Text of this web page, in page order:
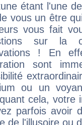
étant l'une
vous un être
vous fait
sur la
! En
sont
ou un
cela, votre
parfois avoir
de l'illusoire ou